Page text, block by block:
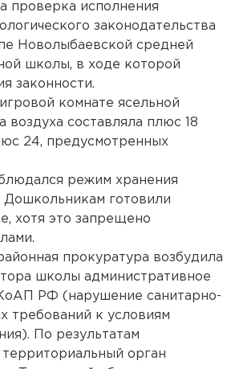
проверка исполнения
законодательства
Новолыбаевской средней
школы, в ходе которой
законности.
комнате ясельной
воздуха составляла плюс 18
24, предусмотренных
режим хранения
Дошкольникам готовили
хотя это запрещено
прокуратура возбудила
школы административное
РФ (нарушение санитарно-
требований к условиям
По результатам
орган